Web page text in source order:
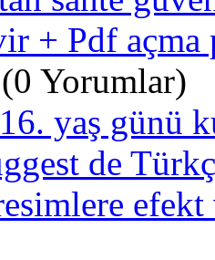
+ Pdf açma
(0 Yorumlar)
yaş günü
de